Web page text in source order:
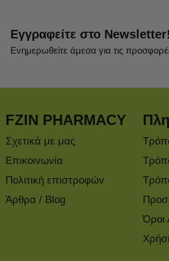
Εγγραφείτε στο Newsletter!
Ενημερωθείτε άμεσα για τις
FZIN PHARMACY
Σχετικά με μας
Επικοινωνία
Πολιτική επιστροφών
Άρθρα / Blog
Όροι